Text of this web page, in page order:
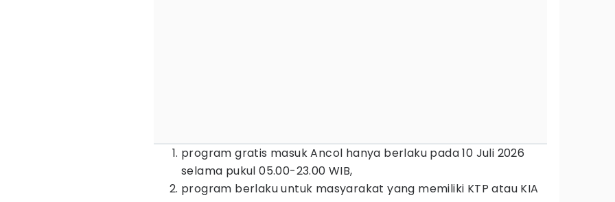
program gratis masuk Ancol hanya berlaku pada 10 Juli 2026
selama pukul 05.00-23.00 WIB,
program berlaku untuk masyarakat yang memiliki KTP atau KIA